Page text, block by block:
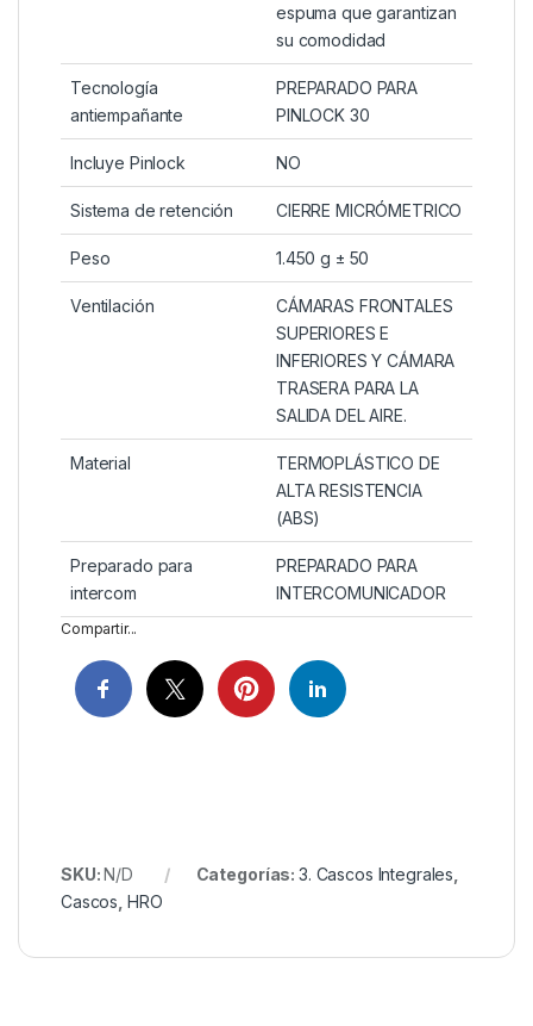
espuma que garantizan
su comodidad
Tecnología
antiempañante
PREPARADO PARA
PINLOCK 30
Incluye Pinlock NO
Sistema de retención CIERRE MICRÓMETRICO
Peso 1.450 g ± 50
Ventilación
CÁMARAS FRONTALES
SUPERIORES E
INFERIORES Y CÁMARA
TRASERA PARA LA
SALIDA DEL AIRE.
Material
TERMOPLÁSTICO DE
ALTA RESISTENCIA
(ABS)
Preparado para
intercom
PREPARADO PARA
INTERCOMUNICADOR
Compartir...
SKU:N/D Categorías: 3. Cascos Integrales
Cascos HRO